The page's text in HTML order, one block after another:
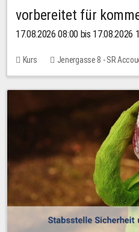
vorbereitet für
17.08.2026 08:00 bis 17.08.2026
Kurs Jenergasse 8 - SR